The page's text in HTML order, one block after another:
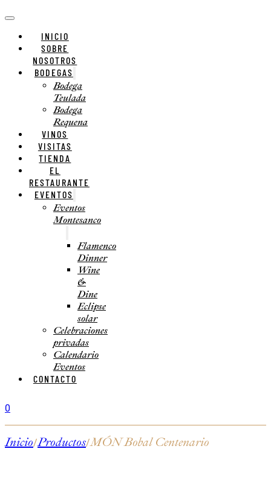
INICIO
SOBRE
NOSOTROS
BODEGAS
Bodega
Teulada
Bodega
Requena
VINOS
VISITAS
TIENDA
EL
RESTAURANTE
EVENTOS
Eventos
Montesanco
Flamenco
Dinner
Wine
&
Dine
Eclipse
solar
Celebraciones
privadas
Calendario
Eventos
CONTACTO
0
Inicio/Productos/MÓN Bobal Centenario